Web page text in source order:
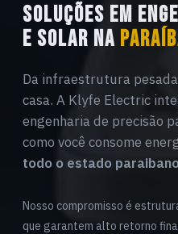
SOLUÇÕES EM
E SOLAR NA
Da infraestrutura
casa. A Klyfe Electric
engenharia de precisão
como você consome
todo o estado
Nosso compromisso é
que garantem alto retorno